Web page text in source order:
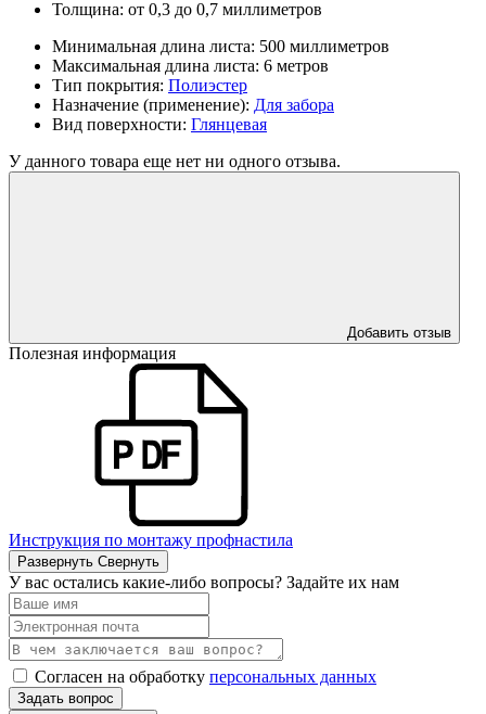
Толщина: от 0,3 до 0,7 миллиметров
Минимальная длина листа: 500 миллиметров
Максимальная длина листа: 6 метров
Тип покрытия: Полиэстер
Назначение (применение): Для забора
Вид поверхности: Глянцевая
У данного товара еще нет ни одного отзыва.
Добавить отзыв
Полезная информация
Инструкция по монтажу профнастила
Развернуть Свернуть
У вас остались какие-либо вопросы? Задайте их нам
Согласен на обработку персональных данных
Задать вопрос